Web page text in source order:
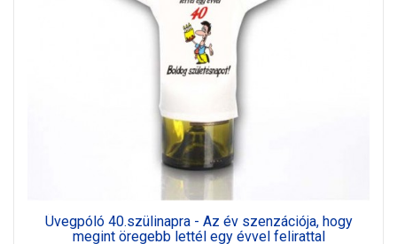
Üvegpóló 40.szülinapra - Az év szenzációja, hogy
megint öregebb lettél egy évvel felirattal